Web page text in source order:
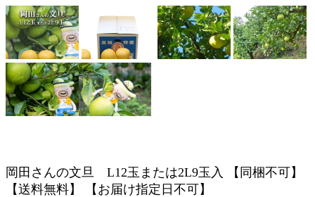
岡田さんの文旦 L12玉または2L9玉入 【同梱不可】
【送料無料】 【お届け指定日不可】